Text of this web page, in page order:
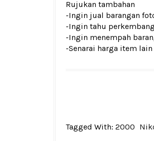
Rujukan tambahan
-Ingin jual barangan
-Ingin tahu
-Ingin menempah
-Senarai harga item
Tagged With: 2000